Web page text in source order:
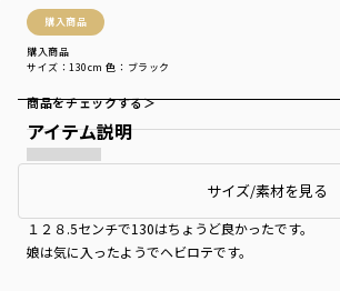
購入商品
購入商品
サイズ：130cm 色：ブラック
商品をチェックする＞
１２８.5センチで130はちょうど良かったです。
娘は気に入ったようでヘビロテです。
アイテム説明
サイズ/素材を見る